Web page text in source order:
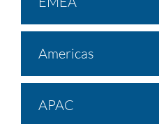
EMEA
Americas
APAC